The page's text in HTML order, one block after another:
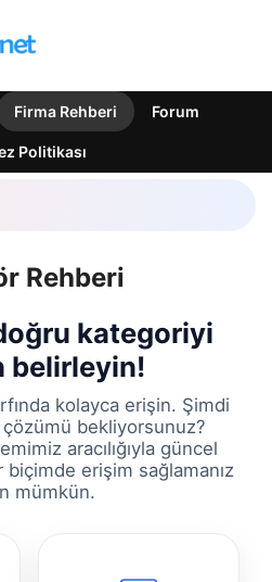
Firma Rehberi Forum
Politikası
Rehberi
kategoriyi
belirleyin!
kolayca erişin. Şimdi
bekliyorsunuz?
aracılığıyla güncel
erişim sağlamanız
mümkün.